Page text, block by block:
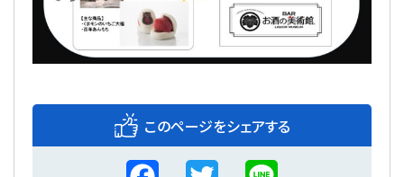
このページをシェアする